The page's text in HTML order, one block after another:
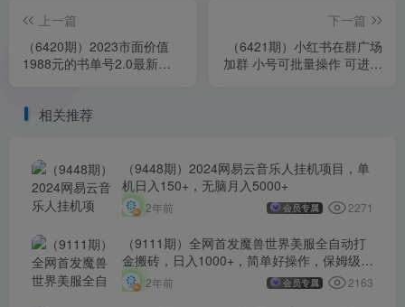
上一篇
（6420期）2023市面价值
1988元的书单号2.0最新玩
下一篇
（6421期）小红书在群广场
加群 小号可批量操作 可进行
相关推荐
（9448期）2024网易云音乐人挂机项目，单
机日入150+，无脑月入5000+
2年前 会员专属 2271
（9111期）全网首发魔兽世界美服全自动打
金搬砖，日入1000+，简单好操作，保姆级教
学
2年前 会员专属 2163